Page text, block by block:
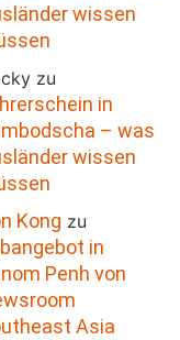
wissen
zu
in
– was
wissen
Kong zu
in
Penh von
Asia